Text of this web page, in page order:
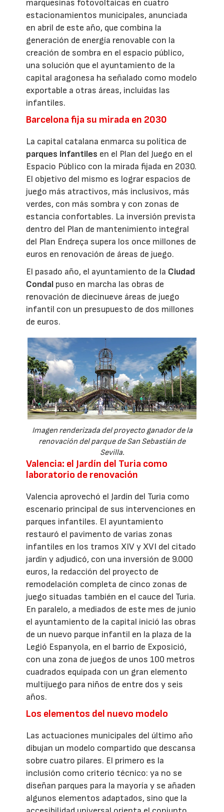
marquesinas fotovoltaicas en cuatro
estacionamientos municipales, anunciada
en abril de este año, que combina la
generación de energía renovable con la
creación de sombra en el espacio público,
una solución que el ayuntamiento de la
capital aragonesa ha señalado como modelo
exportable a otras áreas, incluidas las
infantiles.
Barcelona fija su mirada en 2030
La capital catalana enmarca su política de
parques infantiles en el Plan del Juego en el
Espacio Público con la mirada fijada en 2030.
El objetivo del mismo es lograr espacios de
juego más atractivos, más inclusivos, más
verdes, con más sombra y con zonas de
estancia confortables. La inversión prevista
dentro del Plan de mantenimiento integral
del Plan Endreça supera los once millones de
euros en renovación de áreas de juego.
El pasado año, el ayuntamiento de la Ciudad
Condal puso en marcha las obras de
renovación de diecinueve áreas de juego
infantil con un presupuesto de dos millones
de euros.
Imagen renderizada del proyecto ganador de la
renovación del parque de San Sebastián de
Sevilla.
Valencia: el Jardín del Turia como
laboratorio de renovación
Valencia aprovechó el Jardín del Turia como
escenario principal de sus intervenciones en
parques infantiles. El ayuntamiento
restauró el pavimento de varias zonas
infantiles en los tramos XIV y XVI del citado
jardín y adjudicó, con una inversión de 9.000
euros, la redacción del proyecto de
remodelación completa de cinco zonas de
juego situadas también en el cauce del Turia.
En paralelo, a mediados de este mes de junio
el ayuntamiento de la capital inició las obras
de un nuevo parque infantil en la plaza de la
Legió Espanyola, en el barrio de Exposició,
con una zona de juegos de unos 100 metros
cuadrados equipada con un gran elemento
multijuego para niños de entre dos y seis
años.
Los elementos del nuevo modelo
Las actuaciones municipales del último año
dibujan un modelo compartido que descansa
sobre cuatro pilares. El primero es la
inclusión como criterio técnico: ya no se
diseñan parques para la mayoría y se añaden
algunos elementos adaptados, sino que la